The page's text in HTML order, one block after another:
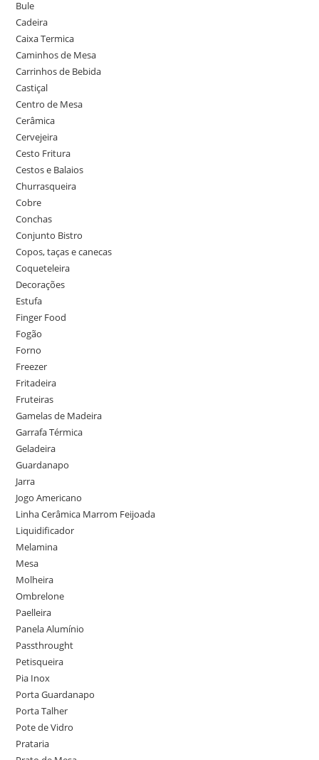
Bule
Cadeira
Caixa Termica
Caminhos de Mesa
Carrinhos de Bebida
Castiçal
Centro de Mesa
Cerâmica
Cervejeira
Cesto Fritura
Cestos e Balaios
Churrasqueira
Cobre
Conchas
Conjunto Bistro
Copos, taças e canecas
Coqueteleira
Decorações
Estufa
Finger Food
Fogão
Forno
Freezer
Fritadeira
Fruteiras
Gamelas de Madeira
Garrafa Térmica
Geladeira
Guardanapo
Jarra
Jogo Americano
Linha Cerâmica Marrom Feijoada
Liquidificador
Melamina
Mesa
Molheira
Ombrelone
Paelleira
Panela Alumínio
Passthrought
Petisqueira
Pia Inox
Porta Guardanapo
Porta Talher
Pote de Vidro
Prataria